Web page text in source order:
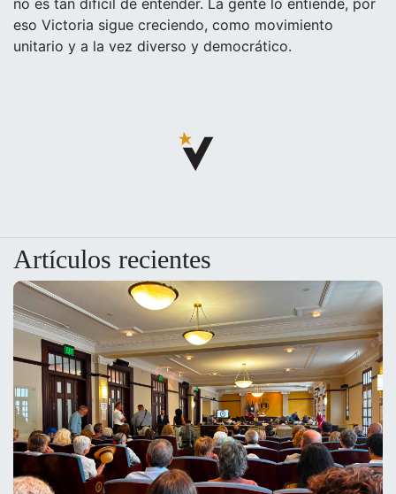
no es tan difícil de entender. La gente lo entiende, por
eso Victoria sigue creciendo, como movimiento
unitario y a la vez diverso y democrático.
Artículos recientes